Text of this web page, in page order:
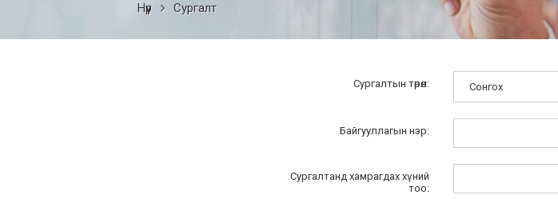
Нүүр Сургалт
Сургалтын төрөл:
Байгууллагын нэр:
Сургалтанд хамрагдах хүний
тоо: